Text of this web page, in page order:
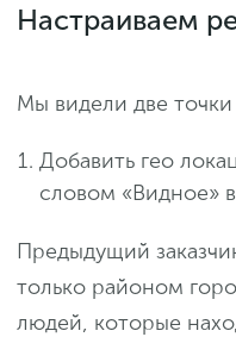
Настраиваем
Мы видели две точки
Добавить гео
словом «Видное»
Предыдущий
только районом
людей, которые